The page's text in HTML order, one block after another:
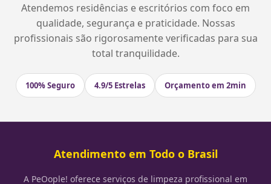
Atendemos residências e escritórios com foco em
qualidade, segurança e praticidade. Nossas
profissionais são rigorosamente verificadas para sua
total tranquilidade.
100% Seguro 4.9/5 Estrelas Orçamento em 2min
Atendimento em Todo o Brasil
A PeOople! oferece serviços de limpeza profissional em